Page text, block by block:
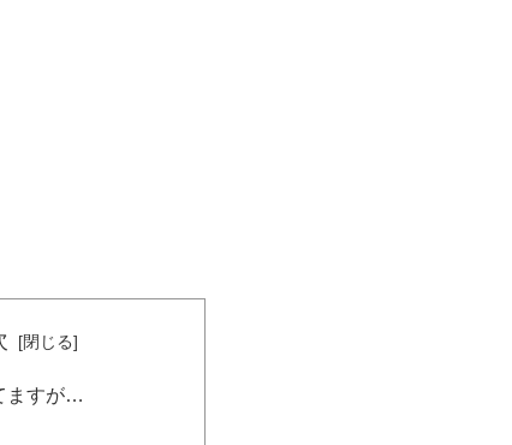
ますが…